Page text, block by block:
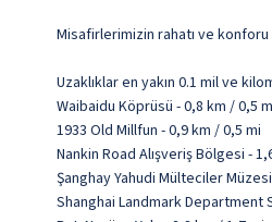
Misafirlerimizin rahatı ve
Uzaklıklar en yakın 0.1 mil ve
Waibaidu Köprüsü - 0,8 km / 0,5
1933 Old Millfun - 0,9 km / 0,5 mi
Nankin Road Alışveriş Bölgesi -
Şanghay Yahudi Mülteciler
Shanghai Landmark Department